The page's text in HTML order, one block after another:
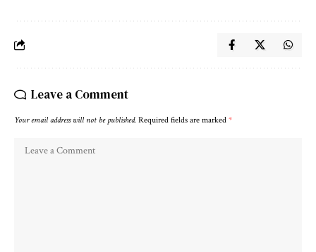
Leave a Comment
Your email address will not be published. Required fields are marked *